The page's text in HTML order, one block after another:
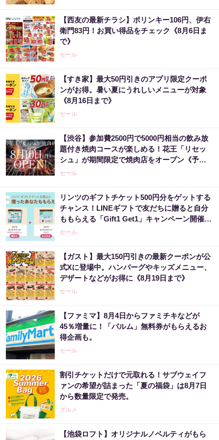
【西友の最新チラシ】ポリンキー106円、伊右
衛門83円！お買い得品をチェック《8月6日ま
で》
セール
【すき家】最大50円引きのアプリ限定クーポ
ンがお得。暑い夏にうれしいメニューが対象
《8月16日まで》
セール
【渋谷】参加費2500円で5000円相当の飲み放
題付き焼肉コースが楽しめる！花王「リセッ
シュ」が期間限定で焼肉店をオープン《予約
受付中》
セール
リンツのギフトチケット500円分をゲットする
チャンス！LINEギフトで友だちに贈ると自分
ももらえる「Gift1 Get1」キャンペーン開催
中。
セール
【ガスト】最大150円引きの最新クーポンが公
式Xに登場中。ハンバーグやキッズメニュー、
デザートなどがお得に《8月19日まで》
セール
【ファミマ】8月4日からファミチキなどが
45％増量に！「パルム」無料券がもらえるお
得企画も。
セール
割引チケットだけで元取れる！サブウェイフ
ァンの希望が詰まった「夏の福袋」は8月7日
から数量限定で発売。
グルメ
【池袋ロフト】オリジナルノベルティがもら